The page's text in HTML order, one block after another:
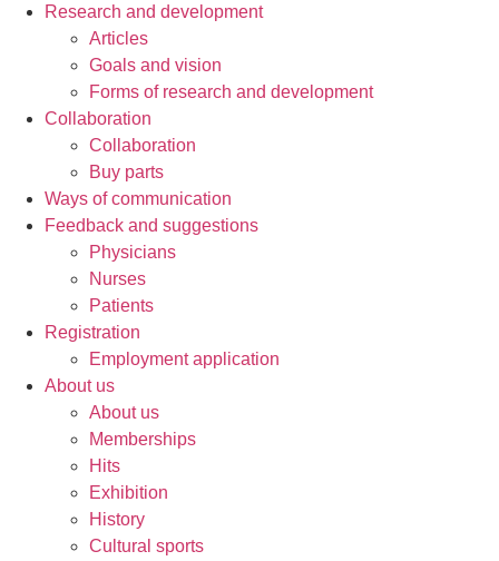
Research and development
Articles
Goals and vision
Forms of research and development
Collaboration
Collaboration
Buy parts
Ways of communication
Feedback and suggestions
Physicians
Nurses
Patients
Registration
Employment application
About us
About us
Memberships
Hits
Exhibition
History
Cultural sports